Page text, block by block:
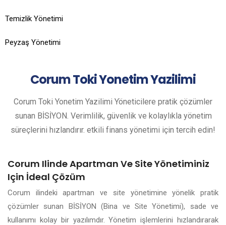
Temizlik Yönetimi
Peyzaş Yönetimi
CorumToki Yonetim Yazilimi
Corum Toki Yonetim Yazilimi Yöneticilere pratik çözümler
sunan BİSİYON. Verimlilik, güvenlik ve kolaylıkla yönetim
süreçlerini hızlandırır. etkili finans yönetimi için tercih edin!
Corum Ilinde Apartman Ve Site Yönetiminiz
Için İdeal Çözüm
Corum ilindeki apartman ve site yönetimine yönelik pratik
çözümler sunan BİSİYON (Bina ve Site Yönetimi), sade ve
kullanımı kolay bir yazılımdır. Yönetim işlemlerini hızlandırarak